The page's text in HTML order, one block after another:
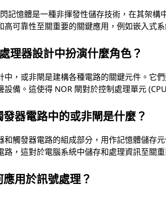
記憶體是一種非揮發性儲存技術，在其架
高可靠性至關重要的關鍵應用，例如嵌入式
理器設計中扮演什麼角色？
中，或非閘是建構各種電路的關鍵元件。它
設備。這使得 NOR 閘對於控制處理單元
器電路中的或非閘是什麼？
和觸發器電路的組成部分，用作記憶體儲存
路，這對於電腦系統中儲存和處理資訊至關重
用於訊號處理？